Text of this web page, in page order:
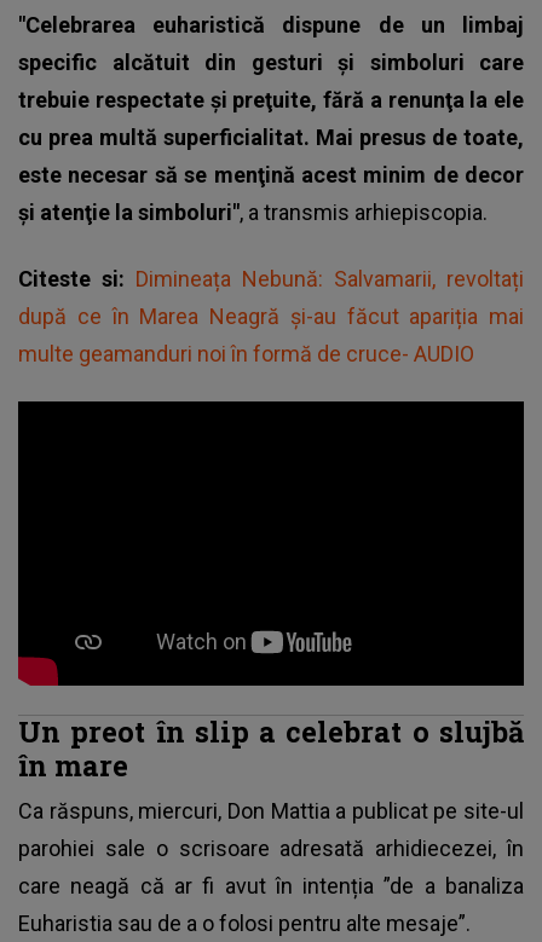
"Celebrarea euharistică dispune de un limbaj
specific alcătuit din gesturi şi simboluri care
trebuie respectate şi preţuite, fără a renunţa la ele
cu prea multă superficialitat. Mai presus de toate,
este necesar să se menţină acest minim de decor
şi atenţie la simboluri", a transmis arhiepiscopia.
Citeste si: Dimineața Nebună: Salvamarii, revoltați
după ce în Marea Neagră și-au făcut apariția mai
multe geamanduri noi în formă de cruce- AUDIO
Un preot în slip a celebrat o slujbă
în mare
Ca răspuns, miercuri, Don Mattia a publicat pe site-ul
parohiei sale o scrisoare adresată arhidiecezei, în
care neagă că ar fi avut în intenția ”de a banaliza
Euharistia sau de a o folosi pentru alte mesaje”.